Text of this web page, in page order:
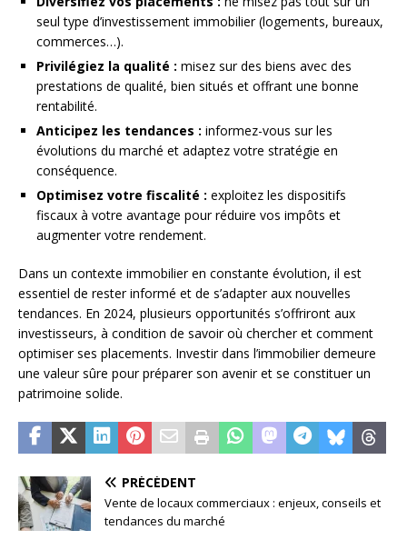
seul type d’investissement immobilier (logements, bureaux,
commerces…).
Privilégiez la qualité : misez sur des biens avec des
prestations de qualité, bien situés et offrant une bonne
rentabilité.
Anticipez les tendances : informez-vous sur les
évolutions du marché et adaptez votre stratégie en
conséquence.
Optimisez votre fiscalité : exploitez les dispositifs
fiscaux à votre avantage pour réduire vos impôts et
augmenter votre rendement.
Dans un contexte immobilier en constante évolution, il est
essentiel de rester informé et de s’adapter aux nouvelles
tendances. En 2024, plusieurs opportunités s’offriront aux
investisseurs, à condition de savoir où chercher et comment
optimiser ses placements. Investir dans l’immobilier demeure
une valeur sûre pour préparer son avenir et se constituer un
patrimoine solide.
PRÉCÉDENT
Vente de locaux commerciaux : enjeux, conseils et
tendances du marché